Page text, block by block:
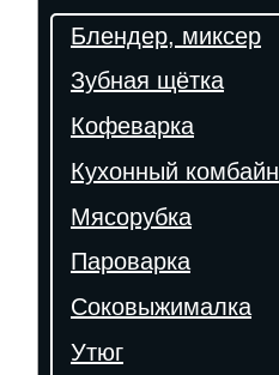
Блендер, миксер
Зубная щётка
Кофеварка
Кухонный комбайн
Мясорубка
Пароварка
Соковыжималка
Утюг